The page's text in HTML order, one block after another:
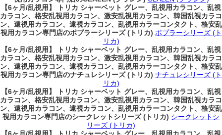
【6ヶ月/乱視用】 トリカ シャーベット グレー、乱視用カラコン、乱視
カラコン、格安乱視用カラコン、激安乱視用カラコン、韓国乱視カラコ
ン、遠視用カラコン、遠視カラコン、乱視用カラーコンタクト、格安乱
視用カラコン専門店のポプラーシリーズ (トリカ) ポプラーシリーズ (ト
リカ)
【6ヶ月/乱視用】 トリカ シャーベット グレー、乱視用カラコン、乱視
カラコン、格安乱視用カラコン、激安乱視用カラコン、韓国乱視カラコ
ン、遠視用カラコン、遠視カラコン、乱視用カラーコンタクト、格安乱
視用カラコン専門店のナチュレシリーズ (トリカ) ナチュレシリーズ (ト
リカ)
【6ヶ月/乱視用】 トリカ シャーベット グレー、乱視用カラコン、乱視
カラコン、格安乱視用カラコン、激安乱視用カラコン、韓国乱視カラコ
ン、遠視用カラコン、遠視カラコン、乱視用カラーコンタクト、格安乱
視用カラコン専門店のシークレットシリーズ (トリカ) シークレットシ
リーズ (トリカ)